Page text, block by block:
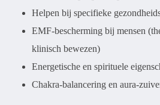
Helpen bij specifieke
EMF-bescherming bij mensen
klinisch bewezen)
Energetische en spirituele
Chakra-balancering en aura-